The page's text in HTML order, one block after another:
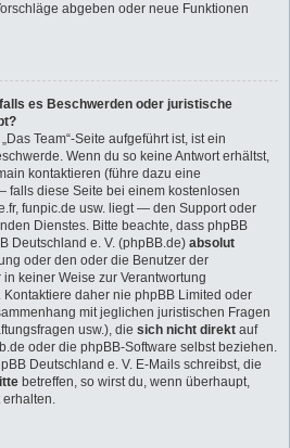
abgeben oder neue Funktionen
es Beschwerden oder juristische
Team“-Seite aufgeführt ist, ist ein
Wenn du so keine Antwort erhältst,
kontaktieren (führe dazu eine
falls diese Seite bei einem kostenlosen
funpic.de usw. liegt — den Support oder
Dienstes. Bitte beachte, dass phpBB
Deutschland e. V. (phpBB.de) absolut
oder den oder die Benutzer der
keiner Weise zur Verantwortung
daher nie phpBB Limited oder
mit jeglichen juristischen Fragen
usw.), die sich nicht direkt auf
oder die phpBB-Software selbst beziehen.
Deutschland e. V. E-Mails schreibst, die
betreffen, so wirst du, wenn überhaupt,
erhalten.